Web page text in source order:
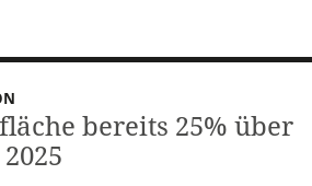
bereits 25% über